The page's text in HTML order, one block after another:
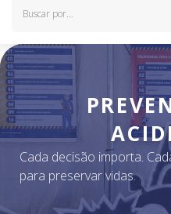
Cada decisão importa.
para preservar vidas.